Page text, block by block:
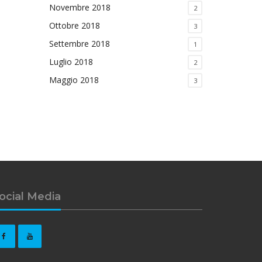
Novembre 2018 2
Ottobre 2018 3
Settembre 2018 1
Luglio 2018 2
Maggio 2018 3
Media